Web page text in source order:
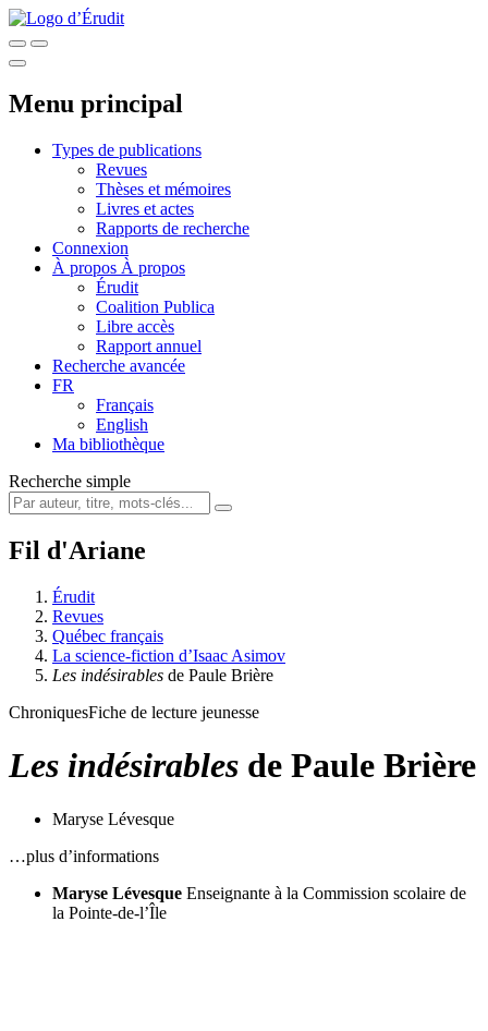
Menu principal
Types de publications
Revues
Thèses et mémoires
Livres et actes
Rapports de recherche
Connexion
À propos À propos
Érudit
Coalition Publica
Libre accès
Rapport annuel
Recherche avancée
FR
Français
English
Ma bibliothèque
Recherche simple
Fil d'Ariane
Érudit
Revues
Québec français
La science-fiction d’Isaac Asimov
Les indésirables de Paule Brière
ChroniquesFiche de lecture jeunesse
Les indésirables de Paule Brière
Maryse Lévesque
…plus d’informations
Maryse Lévesque Enseignante à la Commission scolaire de
la Pointe-de-l’Île